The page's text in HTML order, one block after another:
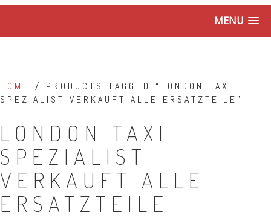
MENU
HOME / PRODUCTS TAGGED “LONDON TAXI
SPEZIALIST VERKAUFT ALLE ERSATZTEILE”
LONDON TAXI
SPEZIALIST
VERKAUFT ALLE
ERSATZTEILE